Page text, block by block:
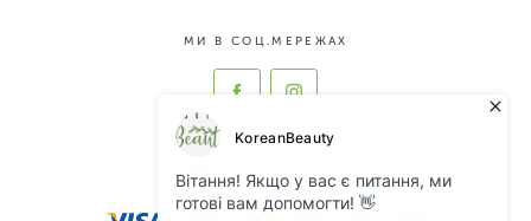
МИ В СОЦ.МЕРЕЖАХ
ПРИЙМАЄМО ДО ОПЛАТИ: